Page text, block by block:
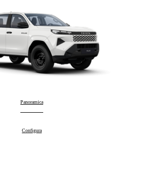
Hilux:
Panoramica
Hilux:
Configura